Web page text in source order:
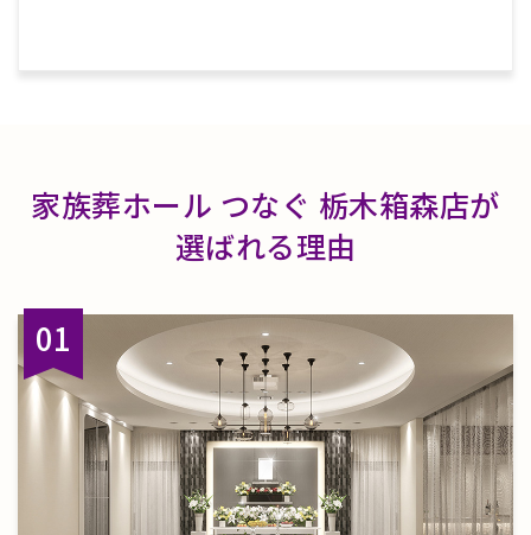
家族葬ホール つなぐ 栃木箱森店が
選ばれる理由